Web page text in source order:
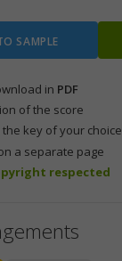
SAMPLE
in PDF
of the score
key of your choice
a separate page
respected